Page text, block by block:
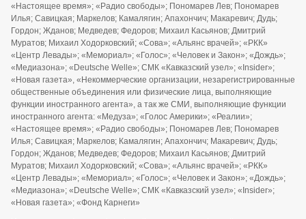
«Настоящее время»; «Радио свободы»; Пономарев Лев; Пономарев
Илья; Савицкая; Маркелов; Камалягин; Апахончич; Макаревич; Дудь;
Гордон; Жданов; Медведев; Федоров; Михаил Касьянов; Дмитрий
Муратов; Михаил Ходорковский; «Сова»; «Альянс врачей»; «РКК»
«Центр Левады»; «Мемориал»; «Голос»; «Человек и Закон»; «Дождь»;
«Медиазона»; «Deutsche Welle»; СМК «Кавказский узел»; «Insider»;
«Новая газета», «Некоммерческие организации, незарегистрированные
общественные объединения или физические лица, выполняющие
функции иностранного агента», а так же СМИ, выполняющие функции
иностранного агента: «Медуза»; «Голос Америки»; «Реалии»;
«Настоящее время»; «Радио свободы»; Пономарев Лев; Пономарев
Илья; Савицкая; Маркелов; Камалягин; Апахончич; Макаревич; Дудь;
Гордон; Жданов; Медведев; Федоров; Михаил Касьянов; Дмитрий
Муратов; Михаил Ходорковский; «Сова»; «Альянс врачей»; «РКК»
«Центр Левады»; «Мемориал»; «Голос»; «Человек и Закон»; «Дождь»;
«Медиазона»; «Deutsche Welle»; СМК «Кавказский узел»; «Insider»;
«Новая газета»; «Фонд Карнеги»